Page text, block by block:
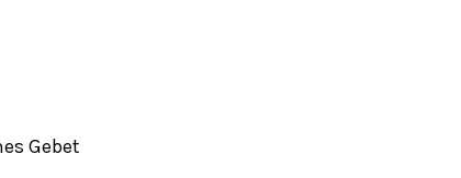
Gebet